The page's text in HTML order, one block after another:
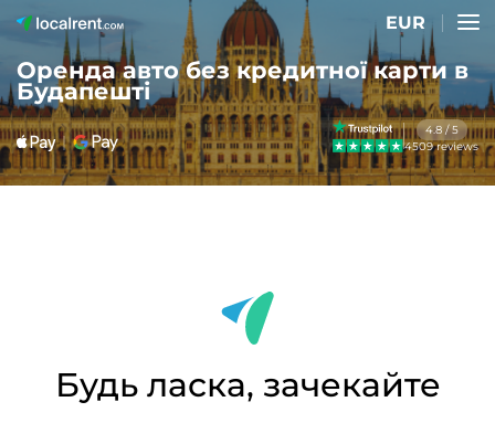
EUR
Оренда авто без кредитної карти в
Будапешті
4.8 / 5
4509 reviews
Будь ласка, зачекайте